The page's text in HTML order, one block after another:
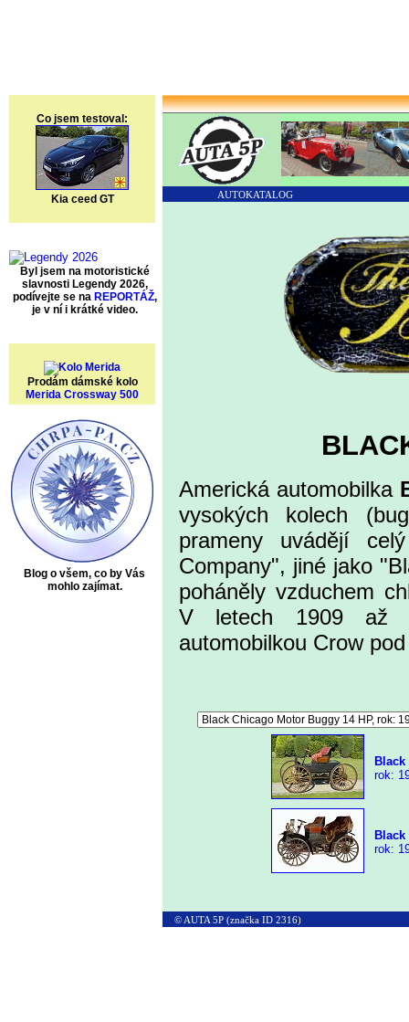
Co jsem testoval:
Kia ceed GT
Byl jsem na motoristické
slavnosti Legendy 2026,
podívejte se na REPORTÁŽ,
je v ní i krátké video.
Prodám dámské kolo
Merida Crossway 500
Blog o všem, co by Vás
mohlo zajímat.
AUTOKATALOG
Americká automobilka
vysokých kolech
prameny uvádějí
Company", jiné jako
poháněly vzduchem
V letech 1909 až
automobilkou Crow
rok:
Black
rok:
© AUTA 5P (značka ID 2316)